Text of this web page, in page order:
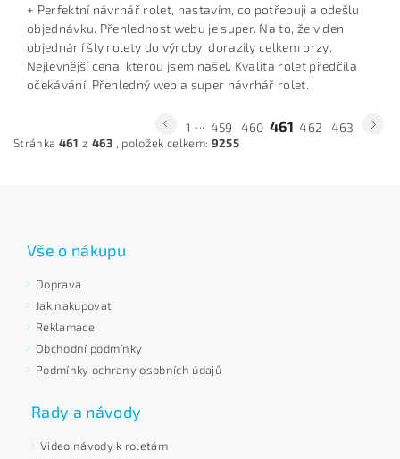
+ Perfektní návrhář rolet, nastavím, co potřebuji a odešlu
objednávku. Přehlednost webu je super. Na to, že v den
objednání šly rolety do výroby, dorazily celkem brzy.
Nejlevnější cena, kterou jsem našel. Kvalita rolet předčila
očekávání. Přehledný web a super návrhář rolet.
1 ... 459 460 461 462 463
Stránka 461 z 463 , položek celkem: 9255
Vše o nákupu
Doprava
Jak nakupovat
Reklamace
Obchodní podmínky
Podmínky ochrany osobních údajů
Rady a návody
Video návody k roletám